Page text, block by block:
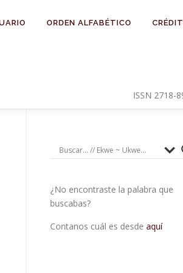
ORDEN ALFABÉTICO
ISSN 2718-
¿No encontraste la palabra que
buscabas?
Contanos cuál es desde aquí